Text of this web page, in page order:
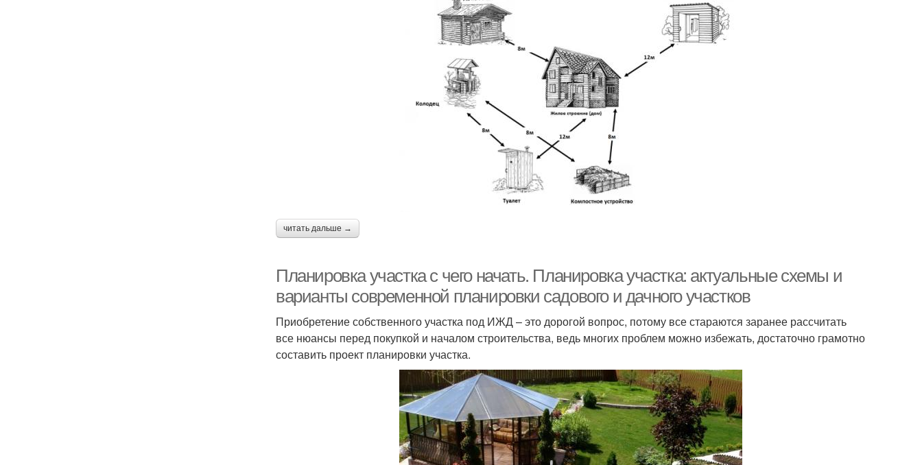
читать дальше →
Планировка участка с чего начать. Планировка участка: актуальные схемы и
варианты современной планировки садового и дачного участков
Приобретение собственного участка под ИЖД – это дорогой вопрос, потому все стараются заранее рассчитать
все нюансы перед покупкой и началом строительства, ведь многих проблем можно избежать, достаточно грамотно
составить проект планировки участка.